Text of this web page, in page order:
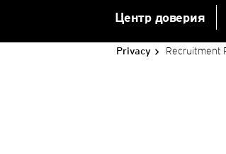
Центр доверия
Privacy Recruitment